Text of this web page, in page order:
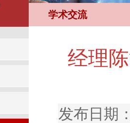
学术交流
经理
发布日